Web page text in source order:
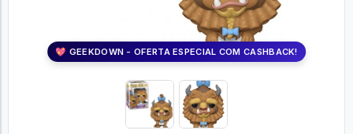
💖 GEEKDOWN - OFERTA ESPECIAL COM CASHBACK!